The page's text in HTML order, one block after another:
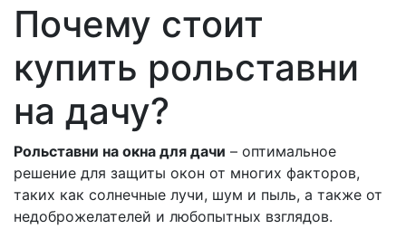
Почему стоит
купить рольставни
на дачу?
Рольставни на окна для дачи – оптимальное
решение для защиты окон от многих факторов,
таких как солнечные лучи, шум и пыль, а также от
недоброжелателей и любопытных взглядов.